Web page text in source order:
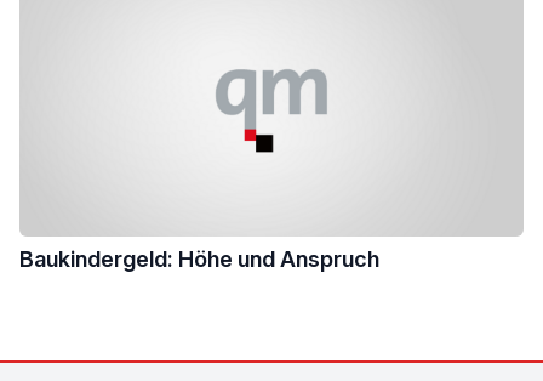
Baukindergeld: Höhe und Anspruch